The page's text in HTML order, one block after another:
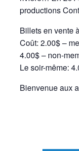
productions
Billets en vente
Coût: 2.00$ –
4.00$ – non-
Le soir-même:
Bienvenue aux